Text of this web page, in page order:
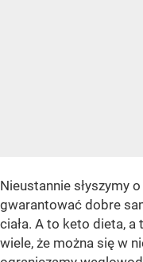
Nieustannie słyszymy
gwarantować dobre
ciała. A to keto dieta,
wiele, że można się w